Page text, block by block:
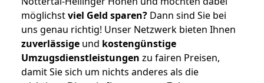
möglichstviel Geld sparen? Dann sind Sie bei
uns genau richtig! Unser Netzwerk bieten Ihnen
zuverlässige und kostengünstige
Umzugsdienstleistungen zu fairen Preisen,
damit Sie sich um nichts anderes als die